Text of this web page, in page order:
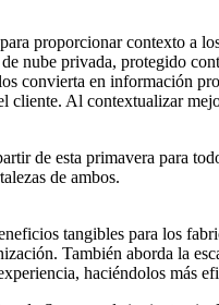
proporcionar contexto a
nube privada, protegido
convierta en información
cliente. Al contextualizar
de esta primavera para
de ambos.
tangibles para los
También aborda la
haciéndolos más